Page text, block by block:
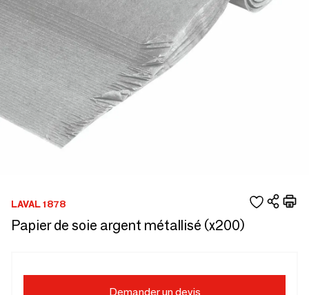
LAVAL 1878
Papier de soie argent métallisé (x200)
Demander un devis